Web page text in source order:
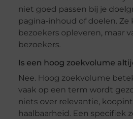
niet goed passen bij je
pagina-inhoud of doelen. Ze
bezoekers opleveren, maar
bezoekers.
Is een hoog zoekvolume
Nee. Hoog zoekvolume
vaak op een term wordt
niets over relevantie,
haalbaarheid. Een specifiek